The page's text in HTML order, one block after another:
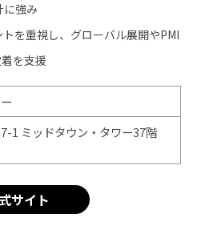
に強み
を重視し、グローバル展開やPMI
を支援
1 ミッドタウン・タワー37階
サイト